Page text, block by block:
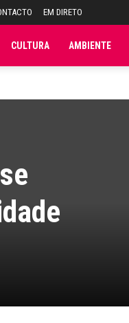
EM DIRETO
CULTURA AMBIENTE